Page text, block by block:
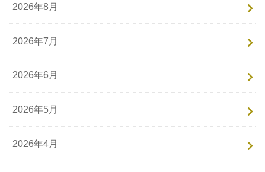
2026年8月
2026年7月
2026年6月
2026年5月
2026年4月